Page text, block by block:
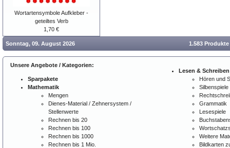
Wortartensymbole Aufkleber -
geteiltes Verb
1,70 €
Sonntag, 09. August 2026 1.583
Unsere Angebote / Kategorien:
Sparpakete
Mathematik
Mengen
Dienes-Material / Zehnersystem /
Stellenwerte
Rechnen bis 20
Rechnen bis 100
Rechnen bis 1000
Rechnen bis 1 Mio.
Lesen & Schreiben
Hören und
Silbenspiele
Grammatik
Lesespiele
Weitere
Bildkarten